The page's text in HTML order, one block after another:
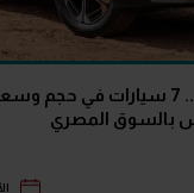
بعد إطلاقها الرسمي.. 7 سيارات في
الأحد